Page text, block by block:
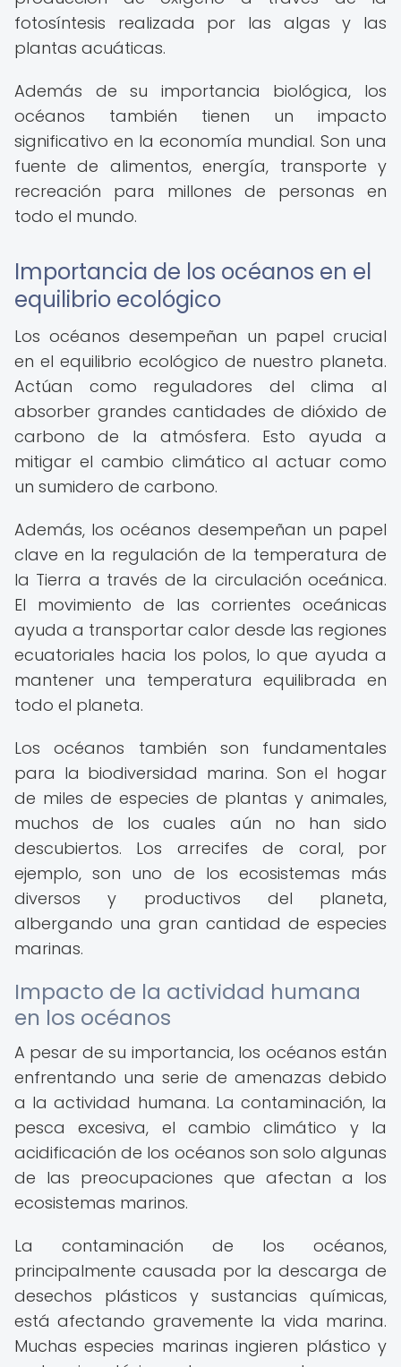
fotosíntesis realizada por las algas y las
plantas acuáticas.
Además de su importancia biológica, los
océanos también tienen un impacto
significativo en la economía mundial. Son una
fuente de alimentos, energía, transporte y
recreación para millones de personas en
todo el mundo.
Importancia de los océanos en el
equilibrio ecológico
Los océanos desempeñan un papel crucial
en el equilibrio ecológico de nuestro planeta.
Actúan como reguladores del clima al
absorber grandes cantidades de dióxido de
carbono de la atmósfera. Esto ayuda a
mitigar el cambio climático al actuar como
un sumidero de carbono.
Además, los océanos desempeñan un papel
clave en la regulación de la temperatura de
la Tierra a través de la circulación oceánica.
El movimiento de las corrientes oceánicas
ayuda a transportar calor desde las regiones
ecuatoriales hacia los polos, lo que ayuda a
mantener una temperatura equilibrada en
todo el planeta.
Los océanos también son fundamentales
para la biodiversidad marina. Son el hogar
de miles de especies de plantas y animales,
muchos de los cuales aún no han sido
descubiertos. Los arrecifes de coral, por
ejemplo, son uno de los ecosistemas más
diversos y productivos del planeta,
albergando una gran cantidad de especies
marinas.
Impacto de la actividad humana
en los océanos
A pesar de su importancia, los océanos están
enfrentando una serie de amenazas debido
a la actividad humana. La contaminación, la
pesca excesiva, el cambio climático y la
acidificación de los océanos son solo algunas
de las preocupaciones que afectan a los
ecosistemas marinos.
La contaminación de los océanos,
principalmente causada por la descarga de
desechos plásticos y sustancias químicas,
está afectando gravemente la vida marina.
Muchas especies marinas ingieren plástico y